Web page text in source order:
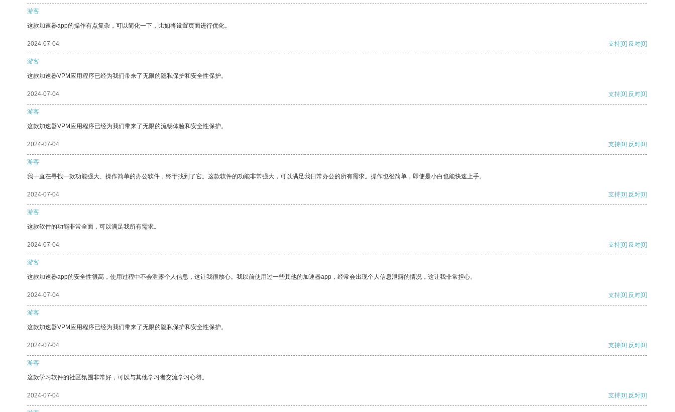
游客
这款加速器app的操作有点复杂，可以简化一下，比如将设置页面进行优化。
2024-07-04 支持[0] 反对[0]
游客
这款加速器VPM应用程序已经为我们带来了无限的隐私保护和安全性保护。
2024-07-04 支持[0] 反对[0]
游客
这款加速器VPM应用程序已经为我们带来了无限的流畅体验和安全性保护。
2024-07-04 支持[0] 反对[0]
游客
我一直在寻找一款功能强大、操作简单的办公软件，终于找到了它。这款软件的功能非常强大，可以满足我日常办公的所有需求。操作也很简单，即使是小白也能快速上手。
2024-07-04 支持[0] 反对[0]
游客
这款软件的功能非常全面，可以满足我所有需求。
2024-07-04 支持[0] 反对[0]
游客
这款加速器app的安全性很高，使用过程中不会泄露个人信息，这让我很放心。我以前使用过一些其他的加速器app，经常会出现个人信息泄露的情况，这让我非常担心。
2024-07-04 支持[0] 反对[0]
游客
这款加速器VPM应用程序已经为我们带来了无限的隐私保护和安全性保护。
2024-07-04 支持[0] 反对[0]
游客
这款学习软件的社区氛围非常好，可以与其他学习者交流学习心得。
2024-07-04 支持[0] 反对[0]